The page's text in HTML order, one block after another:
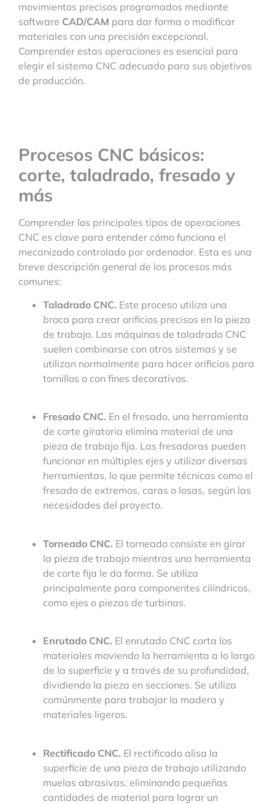
movimientos precisos programados mediante
software CAD/CAM para dar forma o modificar
materiales con una precisión excepcional.
Comprender estas operaciones es esencial para
elegir el sistema CNC adecuado para sus objetivos
de producción.
Procesos CNC básicos:
corte, taladrado, fresado y
más
Comprender los principales tipos de operaciones
CNC es clave para entender cómo funciona el
mecanizado controlado por ordenador. Esta es una
breve descripción general de los procesos más
comunes:
Taladrado CNC. Este proceso utiliza una
broca para crear orificios precisos en la pieza
de trabajo. Las máquinas de taladrado CNC
suelen combinarse con otros sistemas y se
utilizan normalmente para hacer orificios para
tornillos o con fines decorativos.
Fresado CNC. En el fresado, una herramienta
de corte giratoria elimina material de una
pieza de trabajo fija. Las fresadoras pueden
funcionar en múltiples ejes y utilizar diversas
herramientas, lo que permite técnicas como el
fresado de extremos, caras o losas, según las
necesidades del proyecto.
Torneado CNC. El torneado consiste en girar
la pieza de trabajo mientras una herramienta
de corte fija le da forma. Se utiliza
principalmente para componentes cilíndricos,
como ejes o piezas de turbinas.
Enrutado CNC. El enrutado CNC corta los
materiales moviendo la herramienta a lo largo
de la superficie y a través de su profundidad,
dividiendo la pieza en secciones. Se utiliza
comúnmente para trabajar la madera y
materiales ligeros.
Rectificado CNC. El rectificado alisa la
superficie de una pieza de trabajo utilizando
muelas abrasivas, eliminando pequeñas
cantidades de material para lograr un